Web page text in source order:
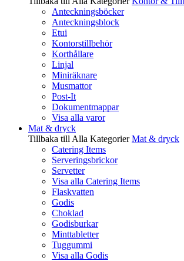
Anteckningsböcker
Anteckningsblock
Etui
Kontorstillbehör
Korthållare
Linjal
Miniräknare
Musmattor
Post-It
Dokumentmappar
Visa alla varor
Mat & dryck
Tillbaka till Alla Kategorier Mat & dryck
Catering Items
Serveringsbrickor
Servetter
Visa alla Catering Items
Flaskvatten
Godis
Choklad
Godisburkar
Minttabletter
Tuggummi
Visa alla Godis